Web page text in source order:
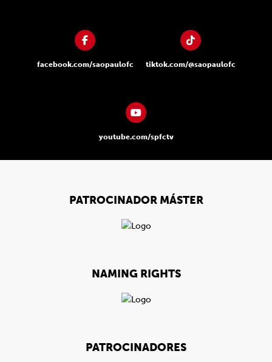
facebook.com/saopaulofc tiktok.com/@saopaulofc
youtube.com/spfctv
PATROCINADOR MÁSTER
NAMING RIGHTS
PATROCINADORES